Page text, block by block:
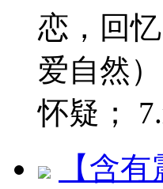
恋，回
爱自然
怀疑；
【含